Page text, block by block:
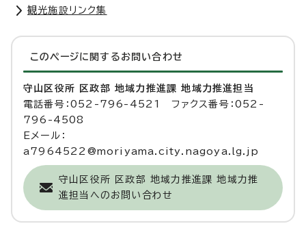
観光施設リンク集
このページに関する お問い合わせ
守山区役所 区政部 地域力推進課 地域力推進担当
電話番号：052-796-4521 ファクス番号：052-
796-4508
Eメール：
a7964522@moriyama.city.nagoya.lg.jp
守山区役所 区政部 地域力推進課 地域力推
進担当へのお問い合わせ